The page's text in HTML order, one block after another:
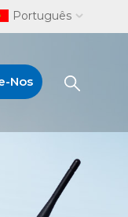
Português
Nos